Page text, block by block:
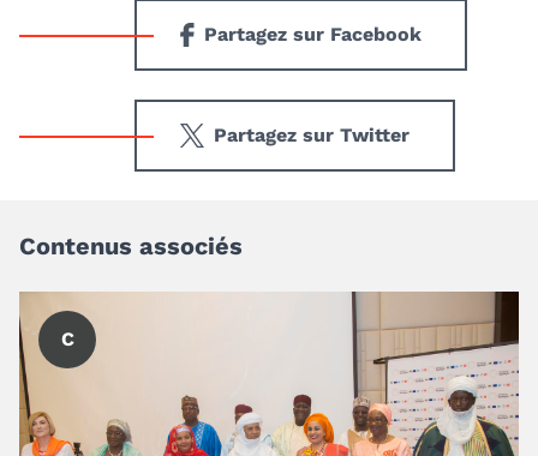
Partagez sur Facebook
Partagez sur Twitter
Contenus associés
C